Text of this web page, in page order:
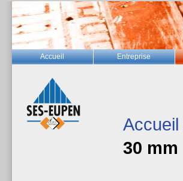
Accueil Entreprise
Accueil
30 mm